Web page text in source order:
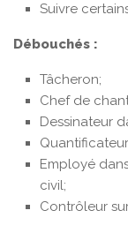
Suivre
Débouchés :
Tâcheron;
Chef de
Dessinateur
Employé
civil;
Contrôleur